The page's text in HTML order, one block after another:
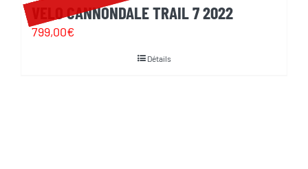
VELO CANNONDALE TRAIL 7 2022
799,00€
Détails